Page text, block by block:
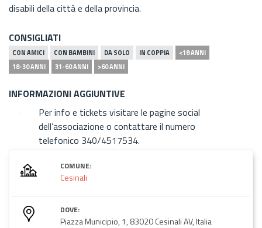
disabili della città e della provincia.
CONSIGLIATI
CON AMICI CON BAMBINI DA SOLO IN COPPIA
<18 ANNI
18-30 ANNI
31-60 ANNI >60 ANNI
INFORMAZIONI AGGIUNTIVE
Per info e tickets visitare le pagine social
dell’associazione o contattare il numero
telefonico 340/4517534.
COMUNE:
Cesinali
DOVE:
Piazza Municipio, 1, 83020 Cesinali AV, Italia